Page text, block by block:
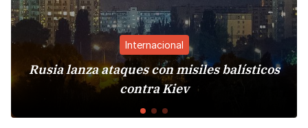
Internacional
lanza ataques con misiles balísticos
contra Kiev